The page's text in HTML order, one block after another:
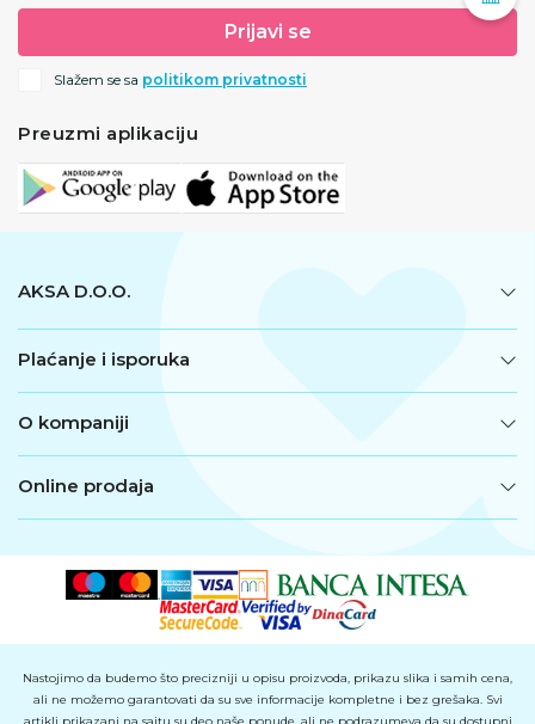
Prijavi se
Slažem se sa politikom privatnosti
Preuzmi aplikaciju
AKSA D.O.O.
Plaćanje i isporuka
O kompaniji
Online prodaja
Nastojimo da budemo što precizniji u opisu proizvoda, prikazu slika i samih cena,
ali ne možemo garantovati da su sve informacije kompletne i bez grešaka. Svi